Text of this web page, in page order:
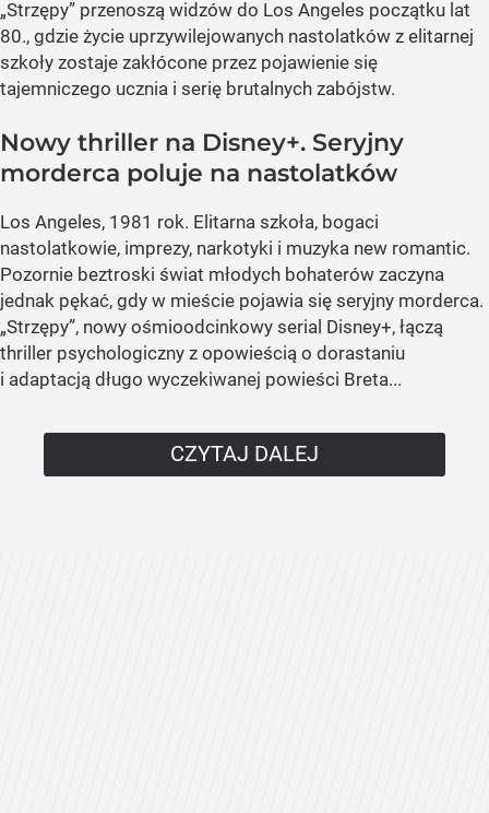
„Strzępy” przenoszą widzów do Los Angeles początku lat
80., gdzie życie uprzywilejowanych nastolatków z elitarnej
szkoły zostaje zakłócone przez pojawienie się
tajemniczego ucznia i serię brutalnych zabójstw.
Nowy thriller na Disney+. Seryjny
morderca poluje na nastolatków
Los Angeles, 1981 rok. Elitarna szkoła, bogaci
nastolatkowie, imprezy, narkotyki i muzyka new romantic.
Pozornie beztroski świat młodych bohaterów zaczyna
jednak pękać, gdy w mieście pojawia się seryjny morderca.
„Strzępy”, nowy ośmioodcinkowy serial Disney+, łączą
thriller psychologiczny z opowieścią o dorastaniu
i adaptacją długo wyczekiwanej powieści Breta...
CZYTAJ DALEJ